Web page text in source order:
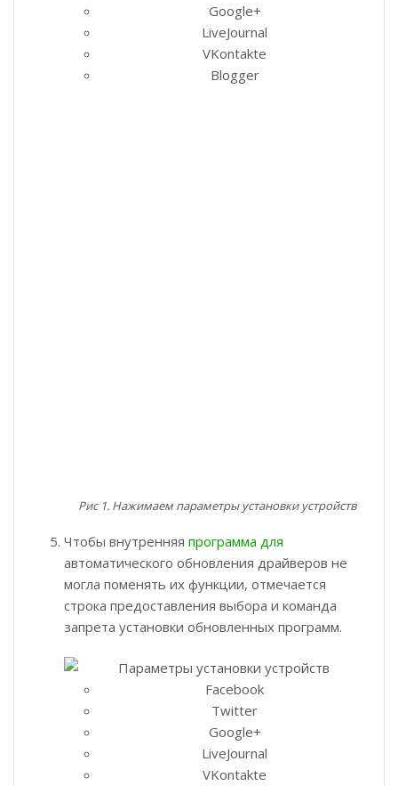
Google+
LiveJournal
VKontakte
Blogger
Рис 1. Нажимаем параметры установки устройств
Чтобы внутренняя программа для
автоматического обновления драйверов не
могла поменять их функции, отмечается
строка предоставления выбора и команда
запрета установки обновленных программ.
Facebook
Twitter
Google+
LiveJournal
VKontakte